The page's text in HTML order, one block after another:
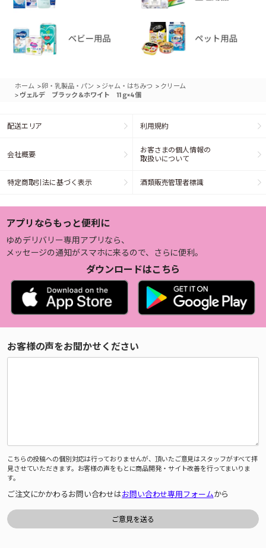
ホーム >卵・乳製品・パン > ジャム・はちみつ > クリーム
> ヴェルデ ブラック＆ホワイト 11ｇ×4個
配送エリア 利用規約
会社概要
お客さまの個人情報の
取扱いについて
特定商取引法に基づく表示 酒類販売管理者標識
アプリならもっと便利に
ゆめデリバリー専用アプリなら、
メッセージの通知がスマホに来るので、さらに便利。
ダウンロードはこちら
お客様の声をお聞かせください
こちらの投稿への個別対応は行っておりませんが、頂いたご意見はスタッフがすべて拝
見させていただきます。お客様の声をもとに商品開発・サイト改善を行ってまいりま
す。
ご注文にかかわるお問い合わせはお問い合わせ専用フォームから